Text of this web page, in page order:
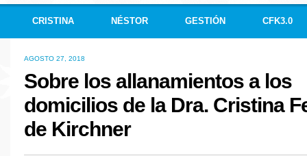
CRISTINA NÉSTOR GESTIÓN CFK3.0
AGOSTO 27, 2018
Sobre los allanamientos a los
domicilios de la Dra. Cristina
de Kirchner